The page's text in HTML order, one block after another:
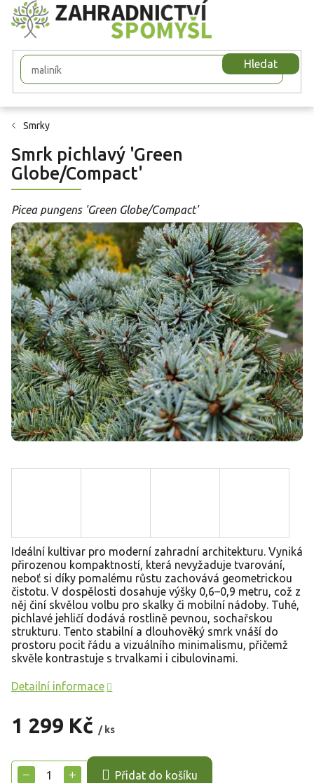
Přejít
na
obsah
Hledat
Smrky
Smrk pichlavý 'Green
Globe/Compact'
Picea pungens 'Green Globe/Compact'
1 299 Kč / ks
cena:
+
− Přidat do košíku
Ideální kultivar pro moderní zahradní architekturu. Vyniká
přirozenou kompaktností, která nevyžaduje tvarování,
neboť si díky pomalému růstu zachovává geometrickou
čistotu. V dospělosti dosahuje výšky 0,6–0,9 metru, což z
něj činí skvělou volbu pro skalky či mobilní nádoby. Tuhé,
pichlavé jehličí dodává rostlině pevnou, sochařskou
strukturu. Tento stabilní a dlouhověký smrk vnáší do
prostoru pocit řádu a vizuálního minimalismu, přičemž
skvěle kontrastuje s trvalkami i cibulovinami.
Detailní informace